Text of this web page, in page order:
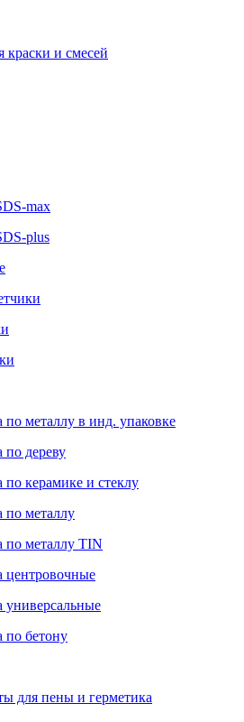
и смесей
max
plus
по металлу в инд. упаковке
по дереву
по керамике и стеклу
по металлу
по металлу TIN
центровочные
универсальные
по бетону
для пены и герметика